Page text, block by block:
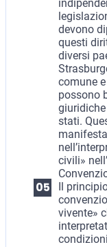
devono
questi
diversi
comune
possono
stati.
civili»
Il
vivente»